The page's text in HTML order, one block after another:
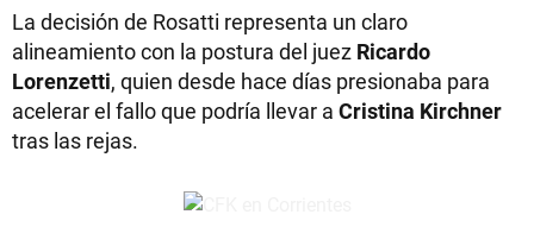
La decisión de Rosatti representa un claro
alineamiento con la postura del juez Ricardo
Lorenzetti, quien desde hace días presionaba para
acelerar el fallo que podría llevar a Cristina Kirchner
tras las rejas.